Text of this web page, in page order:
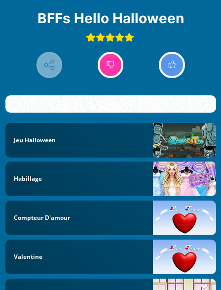
BFFs Hello Halloween
Jeu Halloween
Habillage
Compteur D'amour
Valentine